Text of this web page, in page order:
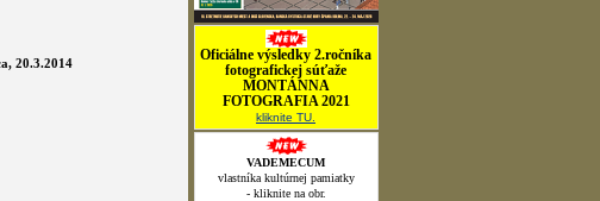
Oficiálne výsledky 2.ročníka
fotografickej súťaže
MONTÁNNA
FOTOGRAFIA 2021
kliknite TU.
VADEMECUM
vlastníka kultúrnej pamiatky
- kliknite na obr.
20.3.2014